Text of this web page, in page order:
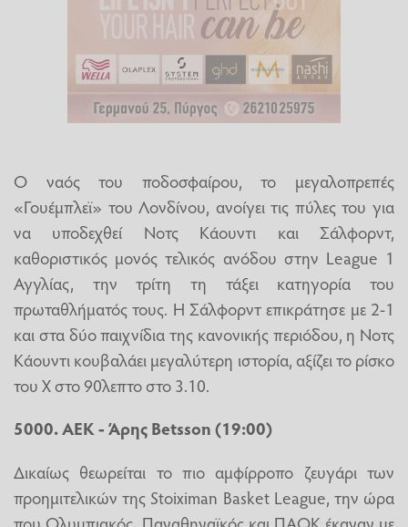
Ο ναός του ποδοσφαίρου, το μεγαλοπρεπές
«Γουέμπλεϊ» του Λονδίνου, ανοίγει τις πύλες του για
να υποδεχθεί Νοτς Κάουντι και Σάλφορντ,
καθοριστικός μονός τελικός ανόδου στην League 1
Αγγλίας, την τρίτη τη τάξει κατηγορία του
πρωταθλήματός τους. Η Σάλφορντ επικράτησε με 2-1
και στα δύο παιχνίδια της κανονικής περιόδου, η Νοτς
Κάουντι κουβαλάει μεγαλύτερη ιστορία, αξίζει το ρίσκο
του Χ στο 90λεπτο στο 3.10.
5000. ΑΕΚ - Άρης Betsson (19:00)
Δικαίως θεωρείται το πιο αμφίρροπο ζευγάρι των
προημιτελικών της Stoiximan Basket League, την ώρα
που Ολυμπιακός, Παναθηναϊκός και ΠΑΟΚ έκαναν με